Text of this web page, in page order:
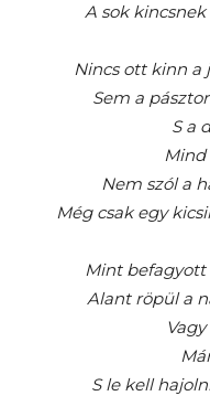
A sok
Nincs ott kinn a
Sem a
S a
Mind
Nem szól a
Még csak egy
Mint befagyott
Alant röpül a
S le kell